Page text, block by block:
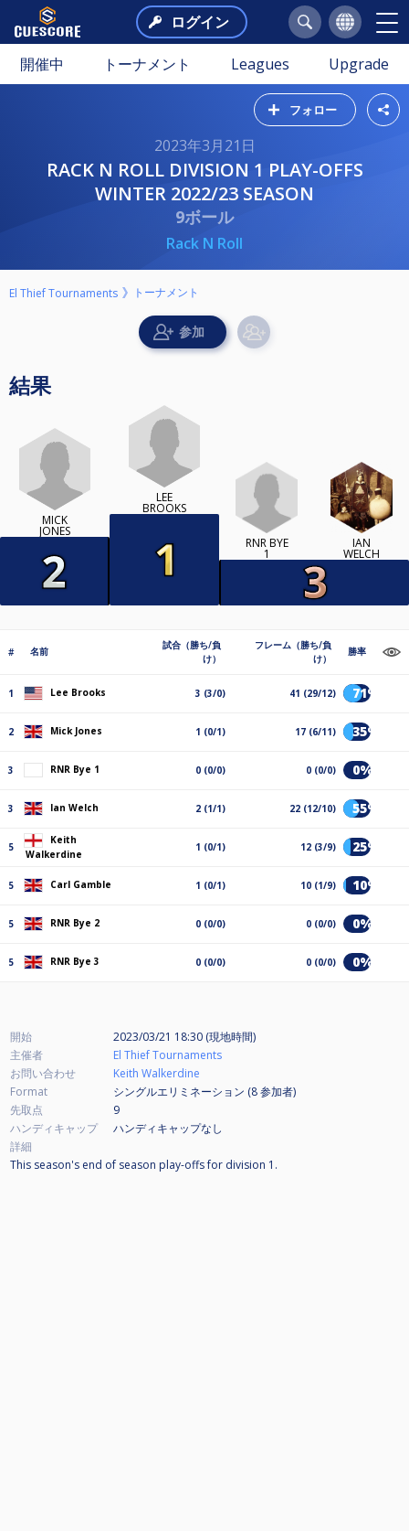
ログイン
開催中 トーナメント Leagues Upgrade
フォロー
2023年3月21日
RACK N ROLL DIVISION 1 PLAY-OFFS
WINTER 2022/23 SEASON
9ボール
Rack N Roll
El Thief Tournaments トーナメント
結果
MICK
JONES
LEE
BROOKS
RNR BYE
1
IAN
WELCH
# 名前
試合（勝ち/負
け）
フレーム（勝ち/負
け）
勝率
1 Lee Brooks 3 (3/0) 41 (29/12) 71%
2 Mick Jones 1 (0/1) 17 (6/11) 35%
3 RNR Bye 1 0 (0/0) 0 (0/0) 0%
3 Ian Welch 2 (1/1) 22 (12/10) 55%
5
Keith
Walkerdine
1 (0/1) 12 (3/9) 25%
5 Carl Gamble 1 (0/1) 10 (1/9) 10%
5 RNR Bye 2 0 (0/0) 0 (0/0) 0%
5 RNR Bye 3 0 (0/0) 0 (0/0) 0%
開始
2023/03/21 18:30 (現地時間)
主催者
El Thief Tournaments
お問い合わせ
Keith Walkerdine
Format
シングルエリミネーション (8参加者)
先取点
9
ハンディキャップ
ハンディキャップなし
詳細
This season's end of season play-offs for division 1.